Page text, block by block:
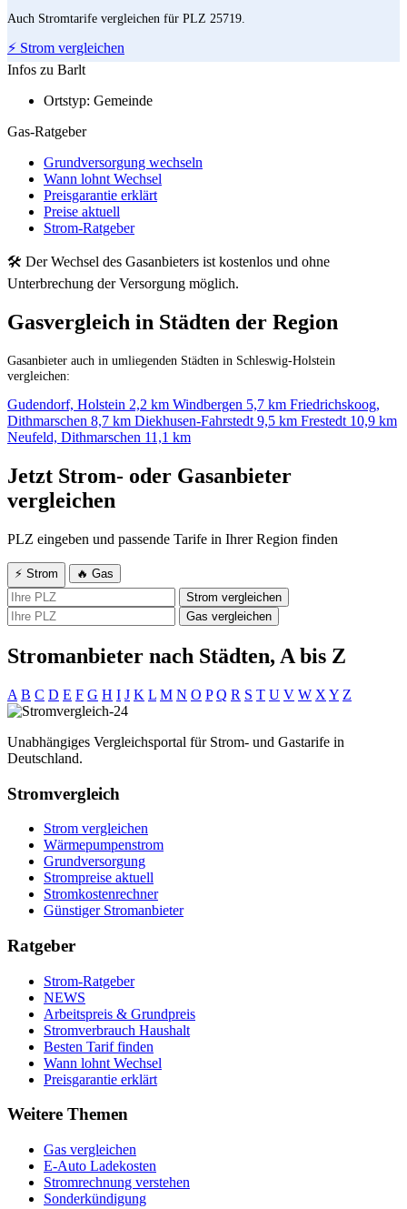
Auch Stromtarife vergleichen für PLZ 25719.
⚡ Strom vergleichen
Infos zu Barlt
Ortstyp: Gemeinde
Gas-Ratgeber
Grundversorgung wechseln
Wann lohnt Wechsel
Preisgarantie erklärt
Preise aktuell
Strom-Ratgeber
🛠 Der Wechsel des Gasanbieters ist kostenlos und ohne
Unterbrechung der Versorgung möglich.
Gasvergleich in Städten der Region
Gasanbieter auch in umliegenden Städten in Schleswig-Holstein
vergleichen:
Gudendorf, Holstein 2,2 km Windbergen 5,7 km Friedrichskoog,
Dithmarschen 8,7 km Diekhusen-Fahrstedt 9,5 km Frestedt 10,9 km
Neufeld, Dithmarschen 11,1 km
Jetzt Strom- oder Gasanbieter
vergleichen
PLZ eingeben und passende Tarife in Ihrer Region finden
⚡ Strom
🔥 Gas
Strom vergleichen
Gas vergleichen
Stromanbieter nach Städten, A bis Z
A B C D E F G H I J K L M N O P Q R S T U V W X Y Z
Unabhängiges Vergleichsportal für Strom- und Gastarife in
Deutschland.
Stromvergleich
Strom vergleichen
Wärmepumpenstrom
Grundversorgung
Strompreise aktuell
Stromkostenrechner
Günstiger Stromanbieter
Ratgeber
Strom-Ratgeber
NEWS
Arbeitspreis & Grundpreis
Stromverbrauch Haushalt
Besten Tarif finden
Wann lohnt Wechsel
Preisgarantie erklärt
Weitere Themen
Gas vergleichen
E-Auto Ladekosten
Stromrechnung verstehen
Sonderkündigung